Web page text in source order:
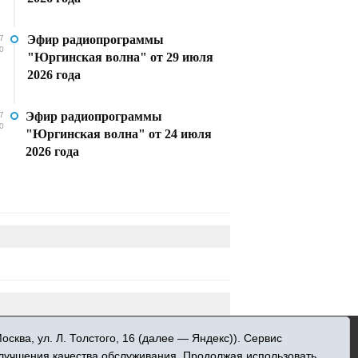
Эфир радиопрограммы
"Юргинская волна" от 29 июля
2026 года
Эфир радиопрограммы
"Юргинская волна" от 24 июля
2026 года
технологий и массовых
ул. Л. Толстого, 16 (далее — Яндекс)). Сервис